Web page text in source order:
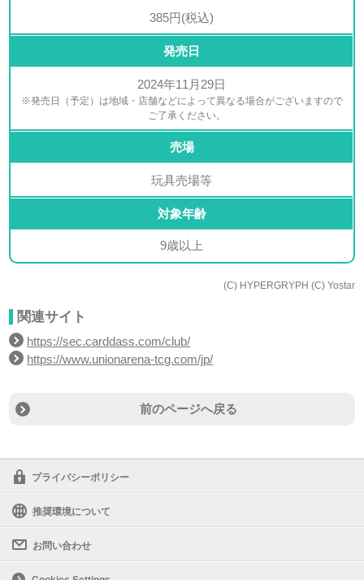
385円(税込)
発売日
2024年11月29日
※発売日（予定）は地域・店舗などによって異なる場合がございますので
ご了承ください。
売場
玩具売場等
対象年齢
9歳以上
(C) HYPERGRYPH (C) Yostar
関連サイト
https://sec.carddass.com/club/
https://www.unionarena-tcg.com/jp/
前のページへ戻る
プライバシーポリシー
推奨環境について
お問い合わせ